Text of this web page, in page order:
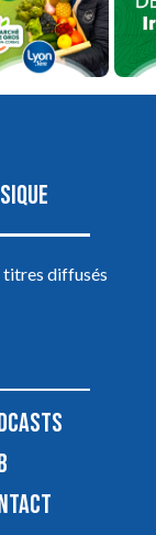
titres diffusés